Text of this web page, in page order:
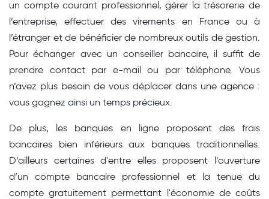
un compte courant professionnel, gérer la trésorerie de
l’entreprise, effectuer des virements en France ou à
l’étranger et de bénéficier de nombreux outils de gestion.
Pour échanger avec un conseiller bancaire, il suffit de
prendre contact par e-mail ou par téléphone. Vous
n’avez plus besoin de vous déplacer dans une agence :
vous gagnez ainsi un temps précieux.
De plus, les banques en ligne proposent des frais
bancaires bien inférieurs aux banques traditionnelles.
D’ailleurs certaines d'entre elles proposent l’ouverture
d’un compte bancaire professionnel et la tenue du
compte gratuitement permettant l'économie de coûts